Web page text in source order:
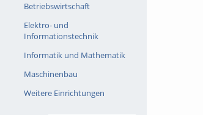
Betriebswirtschaft
Elektro- und
Informationstechnik
Informatik und Mathematik
Maschinenbau
Weitere Einrichtungen